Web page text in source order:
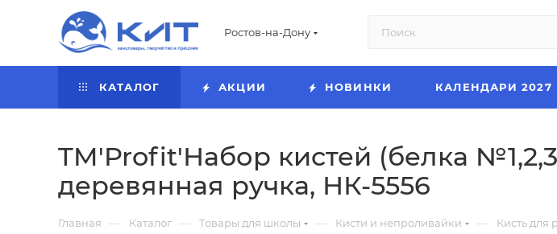
Ростов-на-Дону
КАТАЛОГ АКЦИИ НОВИНКИ КАЛЕНДАРИ 2027
TM'Profit'Набор кистей (белка
деревянная ручка, НК-5556
Главная — Каталог — Товары для школы — Кисти и непроливайки — Кисть для